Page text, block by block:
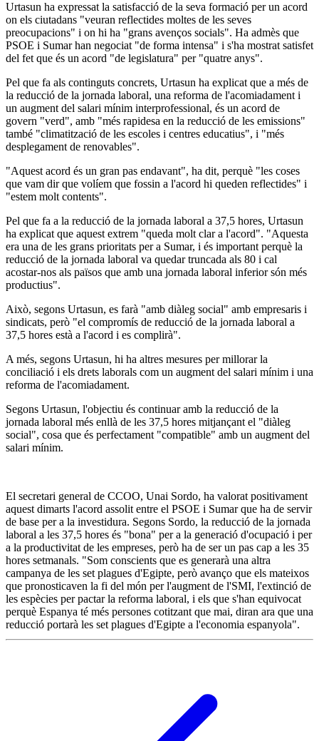
Urtasun ha expressat la satisfacció de la seva formació per un acord
on els ciutadans "veuran reflectides moltes de les seves
preocupacions" i on hi ha "grans avenços socials". Ha admès que
PSOE i Sumar han negociat "de forma intensa" i s'ha mostrat satisfet
del fet que és un acord "de legislatura" per "quatre anys".
Pel que fa als continguts concrets, Urtasun ha explicat que a més de
la reducció de la jornada laboral, una reforma de l'acomiadament i
un augment del salari mínim interprofessional, és un acord de
govern "verd", amb "més rapidesa en la reducció de les emissions"
també "climatització de les escoles i centres educatius", i "més
desplegament de renovables".
"Aquest acord és un gran pas endavant", ha dit, perquè "les coses
que vam dir que volíem que fossin a l'acord hi queden reflectides" i
"estem molt contents".
Pel que fa a la reducció de la jornada laboral a 37,5 hores, Urtasun
ha explicat que aquest extrem "queda molt clar a l'acord". "Aquesta
era una de les grans prioritats per a Sumar, i és important perquè la
reducció de la jornada laboral va quedar truncada als 80 i cal
acostar-nos als països que amb una jornada laboral inferior són més
productius".
Això, segons Urtasun, es farà "amb diàleg social" amb empresaris i
sindicats, però "el compromís de reducció de la jornada laboral a
37,5 hores està a l'acord i es complirà".
A més, segons Urtasun, hi ha altres mesures per millorar la
conciliació i els drets laborals com un augment del salari mínim i una
reforma de l'acomiadament.
Segons Urtasun, l'objectiu és continuar amb la reducció de la
jornada laboral més enllà de les 37,5 hores mitjançant el "diàleg
social", cosa que és perfectament "compatible" amb un augment del
salari mínim.
El secretari general de CCOO, Unai Sordo, ha valorat positivament
aquest dimarts l'acord assolit entre el PSOE i Sumar que ha de servir
de base per a la investidura. Segons Sordo, la reducció de la jornada
laboral a les 37,5 hores és "bona" per a la generació d'ocupació i per
a la productivitat de les empreses, però ha de ser un pas cap a les 35
hores setmanals. "Som conscients que es generarà una altra
campanya de les set plagues d'Egipte, però avanço que els mateixos
que pronosticaven la fi del món per l'augment de l'SMI, l'extinció de
les espècies per pactar la reforma laboral, i els que s'han equivocat
perquè Espanya té més persones cotitzant que mai, diran ara que una
reducció portarà les set plagues d'Egipte a l'economia espanyola".